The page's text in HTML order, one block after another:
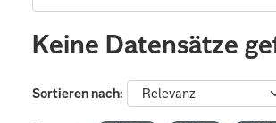
Keine Datensätze
Sortieren nach